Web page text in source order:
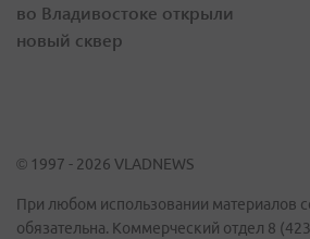
во Владивостоке открыли
новый сквер
© 1997 - 2026 VLADNEWS
При любом использовании материалов
обязательна. Коммерческий отдел 8